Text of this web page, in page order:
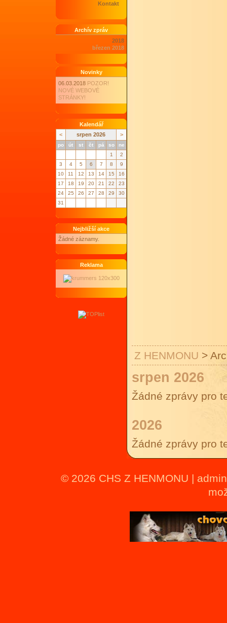
Kontakt
Archív zpráv
2018
březen 2018
Novinky
06.03.2018 POZOR!
NOVÉ WEBOVÉ
STRÁNKY!
Kalendář
<
srpen 2026 >
po út st čt pá so
ne
1
2
3
4 5 6 7 8
9
10
11 12 13 14 15
16
17
18 19 20 21 22
23
24
25 26 27 28 29
30
31
Nejbližší akce
Žádné záznamy.
Reklama
Z HENMONU >
srpen 2026
Žádné zprávy pro
2026
Žádné zprávy pro
© 2026 CHS Z HENMONU | admin